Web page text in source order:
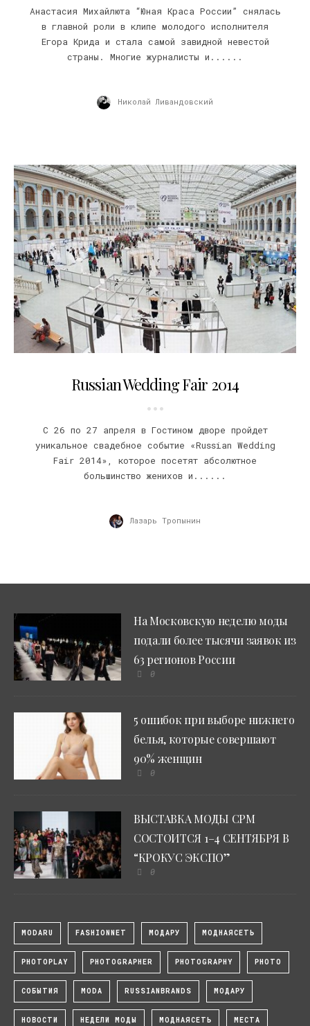
Анастасия Михайлюта “Юная Краса России” снялась
в главной роли в клипе молодого исполнителя
Егора Крида и стала самой завидной невестой
страны. Многие журналисты и......
Николай Ливандовский
Russian Wedding Fair 2014
С 26 по 27 апреля в Гостином дворе пройдет
уникальное свадебное событие «Russian Wedding
Fair 2014», которое посетят абсолютное
большинство женихов и......
Лазарь Тропынин
На Московскую неделю моды
подали более тысячи заявок из
63 регионов России
0
5 ошибок при выборе нижнего
белья, которые совершают
90% женщин
0
ВЫСТАВКА МОДЫ CPM
СОСТОИТСЯ 1–4 СЕНТЯБРЯ В
“КРОКУС ЭКСПО”
0
MODARU FASHIONNET МОДАРУ МОДНАЯСЕТЬ
PHOTOPLAY PHOTOGRAPHER PHOTOGRAPHY PHOTO
СОБЫТИЯ MODA RUSSIANBRANDS МОДАРУ
НОВОСТИ НЕДЕЛИ МОДЫ МОДНАЯСЕТЬ МЕСТА